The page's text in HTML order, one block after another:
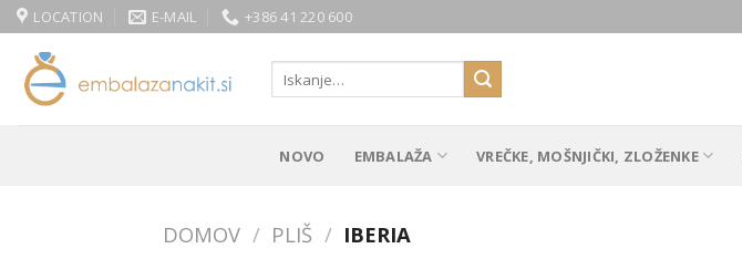
Skip
to
content
LOCATION E-MAIL +386 41 220 600
Išči:
NOVO EMBALAŽA VREČKE, MOŠNJIČKI, ZLOŽENKE
DOMOV / PLIŠ / IBERIA